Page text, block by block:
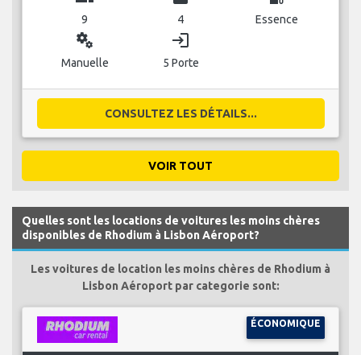
9 4 Essence
miscellaneous_services
Manuelle
login
5 Porte
CONSULTEZ LES DÉTAILS...
VOIR TOUT
Quelles sont les locations de voitures les moins chères
disponibles de Rhodium à Lisbon Aéroport?
Les voitures de location les moins chères de Rhodium à
Lisbon Aéroport par categorie sont:
ÉCONOMIQUE